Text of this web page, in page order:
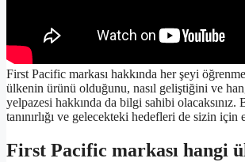
First Pacific markası hakkında her şeyi
ülkenin ürünü olduğunu, nasıl geliştiğini ve
yelpazesi hakkında da bilgi sahibi
tanınırlığı ve gelecekteki hedefleri de sizin için
First Pacific markası hangi